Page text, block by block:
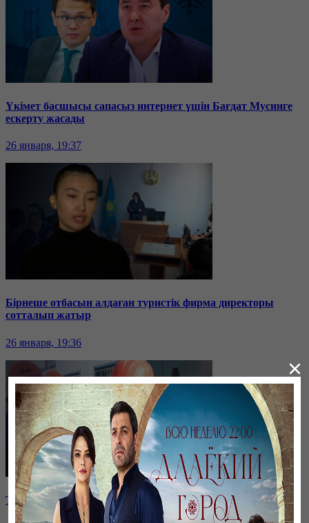
Үкімет басшысы сапасыз интернет үшін Бағдат Мусинге
ескерту жасады
26 января, 19:37
Бірнеше отбасын алдаған туристік фирма директоры
сотталып жатыр
26 января, 19:36
Таразда ТЭЦ қызметкерлері жалақы көтеруді талап етті
×